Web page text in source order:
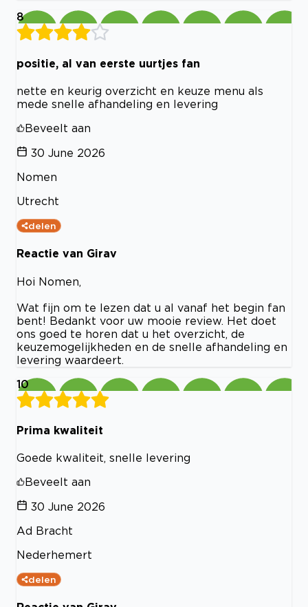
8
positie, al van eerste uurtjes fan
nette en keurig overzicht en keuze menu als
mede snelle afhandeling en levering
Beveelt aan
30 June 2026
Nomen
Utrecht
delen
Reactie van Girav
Hoi Nomen,
Wat fijn om te lezen dat u al vanaf het begin fan
bent! Bedankt voor uw mooie review. Het doet
ons goed te horen dat u het overzicht, de
keuzemogelijkheden en de snelle afhandeling en
levering waardeert.
10
Prima kwaliteit
Goede kwaliteit, snelle levering
Beveelt aan
30 June 2026
Ad Bracht
Nederhemert
delen